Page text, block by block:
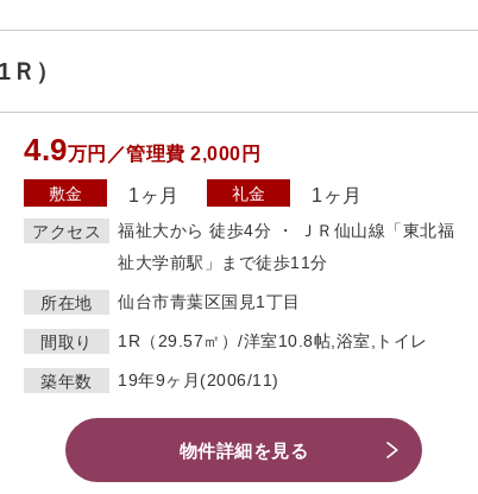
）
4.9万円／管理費 2,000円
敷金 1ヶ月 礼金 1ヶ月
アクセス
福祉大から 徒歩4分 ・ ＪＲ仙山線「東北福
祉大学前駅」まで徒歩11分
所在地 仙台市青葉区国見1丁目
間取り 1R（29.57㎡）/洋室10.8帖,浴室,トイレ
築年数 19年9ヶ月(2006/11)
物件詳細を見る